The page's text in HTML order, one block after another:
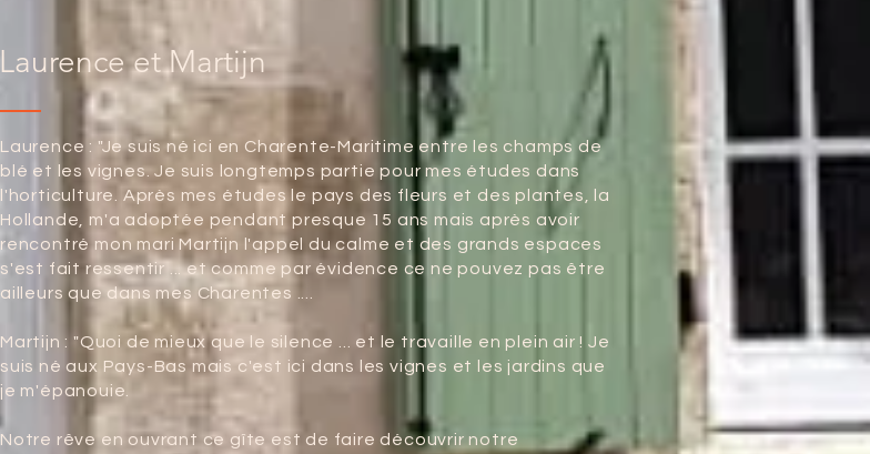
Laurence et Martijn
Laurence : "Je suis né ici en Charente-Maritime entre les champs de
blé et les vignes. Je suis longtemps partie pour mes études dans
l'horticulture. Après mes études le pays des fleurs et des plantes, la
Hollande, m'a adoptée pendant presque 15 ans mais après avoir
rencontré mon mari Martijn l'appel du calme et des grands espaces
s'est fait ressentir ... et comme par évidence ce ne pouvez pas être
ailleurs que dans mes Charentes ....
Martijn : "Quoi de mieux que le silence ... et le travaille en plein air ! Je
suis né aux Pays-Bas mais c'est ici dans les vignes et les jardins que
je m'épanouie.
Notre rêve en ouvrant ce gîte est de faire découvrir notre